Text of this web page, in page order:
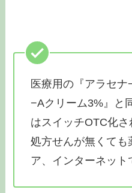
医療用の『アラセ
−Aクリーム3%』と
はスイッチOTC化さ
処方せんが無くても
ア、インターネット